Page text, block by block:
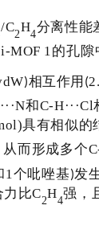
/C2H4分离性能
MOF 1的孔隙
)相互作用 (
···N和C-H···Cl
具有相似的
从而 形成多个
1 个吡唑基)发
力比C2H4强，